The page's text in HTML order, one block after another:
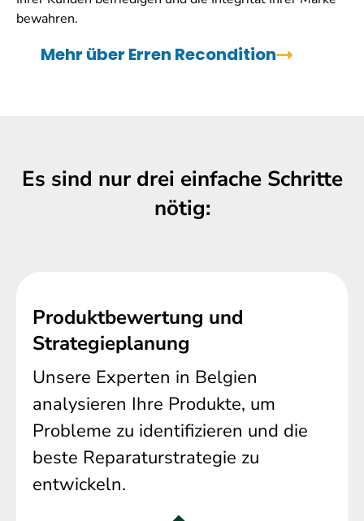
bewahren.
Mehr über Erren Recondition
Es sind nur drei einfache Schritte
nötig:
Produktbewertung und
Strategieplanung
Unsere Experten in Belgien
analysieren Ihre Produkte, um
Probleme zu identifizieren und die
beste Reparaturstrategie zu
entwickeln.